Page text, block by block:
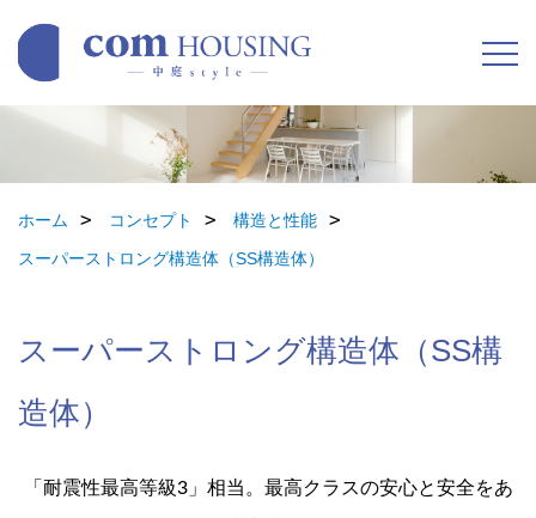
ホーム コンセプト
構造と性能
スーパーストロング構造体（SS構造体）
スーパーストロング構造体（SS構
造体）
「耐震性最高等級3」相当。最高クラスの安心と安全をあ